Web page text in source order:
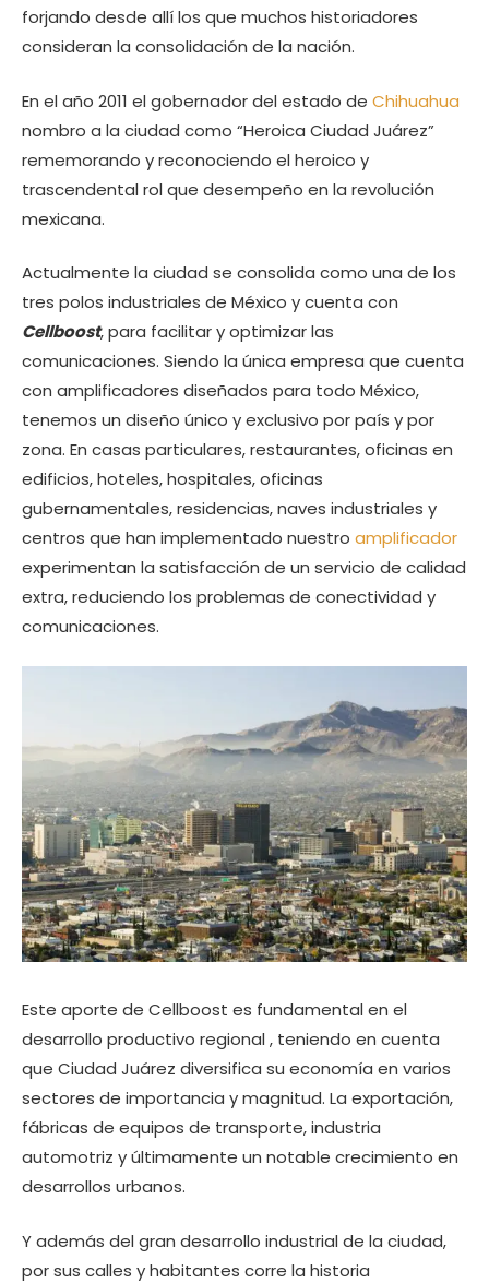
forjando desde allí los que muchos historiadores
consideran la consolidación de la nación.
En el año 2011 el gobernador del estado de Chihuahua
nombro a la ciudad como “Heroica Ciudad Juárez”
rememorando y reconociendo el heroico y
trascendental rol que desempeño en la revolución
mexicana.
Actualmente la ciudad se consolida como una de los
tres polos industriales de México y cuenta con
Cellboost, para facilitar y optimizar las
comunicaciones. Siendo la única empresa que cuenta
con amplificadores diseñados para todo México,
tenemos un diseño único y exclusivo por país y por
zona. En casas particulares, restaurantes, oficinas en
edificios, hoteles, hospitales, oficinas
gubernamentales, residencias, naves industriales y
centros que han implementado nuestro amplificador
experimentan la satisfacción de un servicio de calidad
extra, reduciendo los problemas de conectividad y
comunicaciones.
Este aporte de Cellboost es fundamental en el
desarrollo productivo regional , teniendo en cuenta
que Ciudad Juárez diversifica su economía en varios
sectores de importancia y magnitud. La exportación,
fábricas de equipos de transporte, industria
automotriz y últimamente un notable crecimiento en
desarrollos urbanos.
Y además del gran desarrollo industrial de la ciudad,
por sus calles y habitantes corre la historia